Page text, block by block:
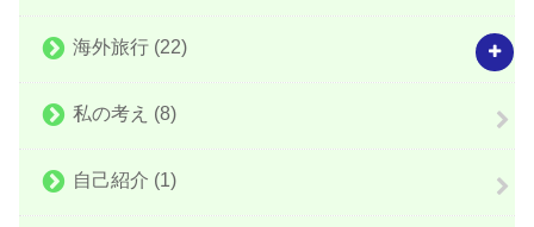
海外旅行 (22)
私の考え (8)
自己紹介 (1)